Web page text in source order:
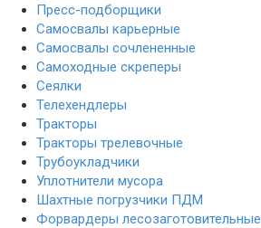
Пресс-подборщики
Самосвалы карьерные
Самосвалы сочлененные
Самоходные скреперы
Сеялки
Телехендлеры
Тракторы
Тракторы трелевочные
Трубоукладчики
Уплотнители мусора
Шахтные погрузчики ПДМ
Форвардеры лесозаготовительные